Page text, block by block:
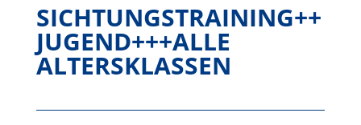
SICHTUNGSTRAINING++
JUGEND+++ALLE
ALTERSKLASSEN